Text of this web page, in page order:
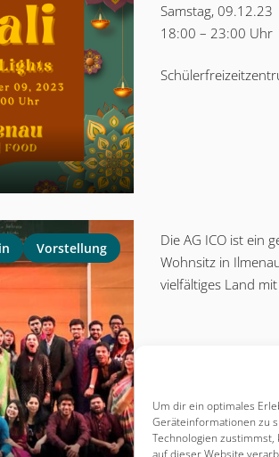
Um dir ein optimales
Geräteinformationen zu
Technologien zustimmst,
auf dieser Website
Samstag, 09.12.23
18:00 – 23:00 Uhr
Vorstellung
Die AG ICO ist ein
Wohnsitz in
vielfältiges Land